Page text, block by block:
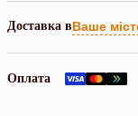
Доставка вВаше
Оплата